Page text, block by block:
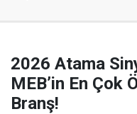
2026 Atama
MEB’in En Çok
Branş!